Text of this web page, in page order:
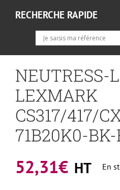
RECHERCHE RAPIDE
NEUTRESS-
LEXMARK
CS317/417/
71B20K0-
52,31€ HT En